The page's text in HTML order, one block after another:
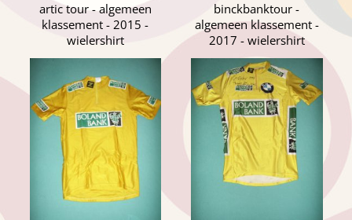
artic tour - algemeen
klassement - 2015 -
wielershirt
binckbanktour -
algemeen klassement -
2017 - wielershirt